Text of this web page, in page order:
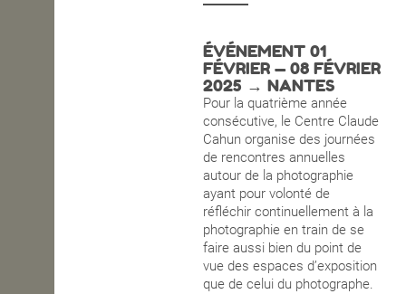
ÉVÉNEMENT 01
FÉVRIER — 08 FÉVRIER
2025 → NANTES
Pour la quatrième année
consécutive, le Centre Claude
Cahun organise des journées
de rencontres annuelles
autour de la photographie
ayant pour volonté de
réfléchir continuellement à la
photographie en train de se
faire aussi bien du point de
vue des espaces d’exposition
que de celui du photographe.